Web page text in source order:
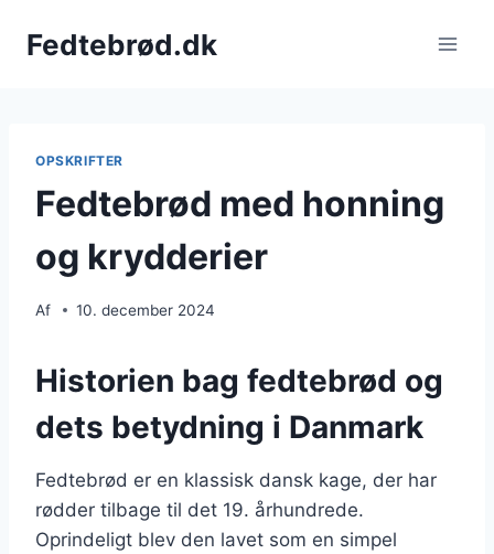
Fedtebrød.dk
OPSKRIFTER
Fedtebrød med honning
og krydderier
Af 10. december 2024
Historien bag fedtebrød og
dets betydning i Danmark
Fedtebrød er en klassisk dansk kage, der har
rødder tilbage til det 19. århundrede.
Oprindeligt blev den lavet som en simpel